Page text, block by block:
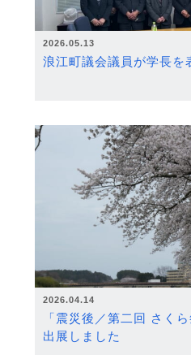
2026.05.13
浪江町議会議員が学長を
2026.04.14
「震災後／第二回 さく
出展しました